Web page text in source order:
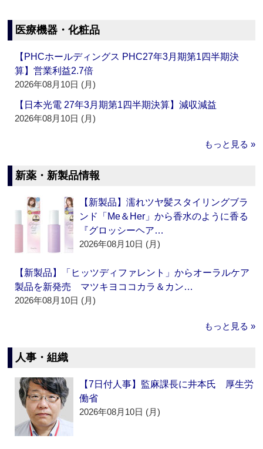
医療機器・化粧品
【PHCホールディングス PHC27年3月期第1四半期決
算】営業利益2.7倍
2026年08月10日 (月)
【日本光電 27年3月期第1四半期決算】減収減益
2026年08月10日 (月)
もっと見る »
新薬・新製品情報
【新製品】濡れツヤ髪スタイリングブラ
ンド「Me＆Her」から香水のように香る
『グロッシーヘア…
2026年08月10日 (月)
【新製品】「ヒッツディファレント」からオーラルケア
製品を新発売 マツキヨココカラ＆カン…
2026年08月10日 (月)
もっと見る »
人事・組織
【7日付人事】監麻課長に井本氏 厚生労
働省
2026年08月10日 (月)